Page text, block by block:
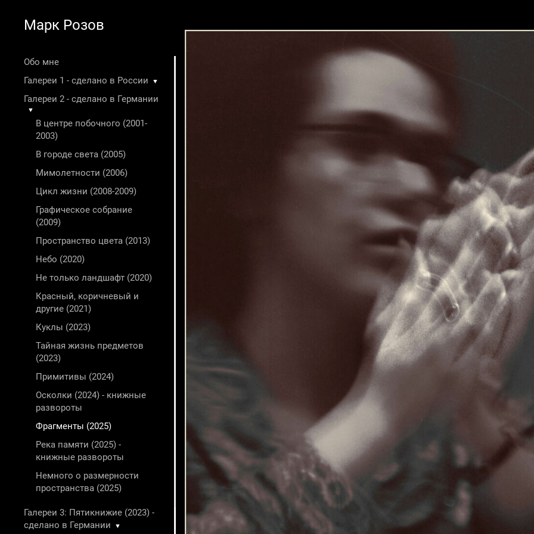
Марк Розов
Обо мне
Галереи 1 - сделано в России
▼
Галереи 2 - сделано в Германии
▼
В центре побочного (2001-
2003)
В городе света (2005)
Мимолетности (2006)
Цикл жизни (2008-2009)
Графическое собрание
(2009)
Пространство цвета (2013)
Небо (2020)
Не только ландшафт (2020)
Красный, коричневый и
другие (2021)
Куклы (2023)
Тайная жизнь предметов
(2023)
Примитивы (2024)
Осколки (2024) - книжные
развороты
Фрагменты (2025)
Река памяти (2025) -
книжные развороты
Немного о размерности
пространства (2025)
Галереи 3: Пятикнижие (2023) -
сделано в Германии
▼